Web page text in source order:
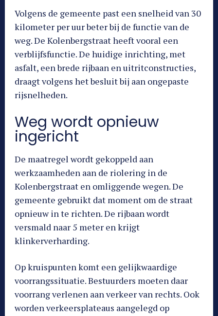
Volgens de gemeente past een snelheid van 30
kilometer per uur beter bij de functie van de
weg. De Kolenbergstraat heeft vooral een
verblijfsfunctie. De huidige inrichting, met
asfalt, een brede rijbaan en uitritconstructies,
draagt volgens het besluit bij aan ongepaste
rijsnelheden.
Weg wordt opnieuw
ingericht
De maatregel wordt gekoppeld aan
werkzaamheden aan de riolering in de
Kolenbergstraat en omliggende wegen. De
gemeente gebruikt dat moment om de straat
opnieuw in te richten. De rijbaan wordt
versmald naar 5 meter en krijgt
klinkerverharding.
Op kruispunten komt een gelijkwaardige
voorrangssituatie. Bestuurders moeten daar
voorrang verlenen aan verkeer van rechts. Ook
worden verkeersplateaus aangelegd op